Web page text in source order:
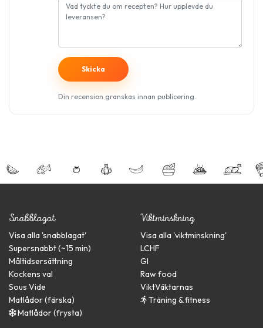
Din recension granskas innan publicering.
Snabblagat
Visa alla 'snabblagat'
Supersnabbt (~15 min)
Måltidsersättning
Kockens val
Sous Vide
Matlådor (färska)
Matlådor (frysta)
Viktminskning
Visa alla 'viktminskning'
LCHF
GI
Raw food
ViktVäktarnas
Träning & fitness